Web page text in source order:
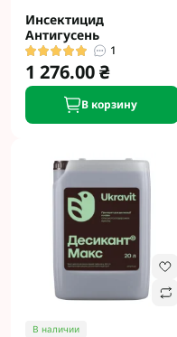
Инсектицид
Антигусень
1
1 276.00 ₴
В корзину
В наличии